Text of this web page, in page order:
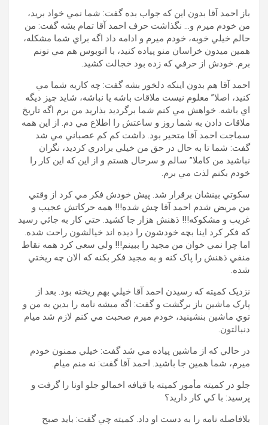
باز احمد آقا بدون اين که جواب بده گفت: شما نمي خواد بريد،
من خودم ميرم و… نگذاشت حرف احمد آقا تمام بشه گفت: من
حالم خيلي خوبه، خودم ميرم و ادامه داد اگه براي شما مشکله،
همين ميدون خراسان منو پياده کنيد، با اتوبوس هم مي تونم
برم. خودش از حرفي که زده بود خجالت کشيد.
احمد آقا هم بدون اينکه دلخور بشه گفت: چه کاريه شما مي
کنيد، اصلا” معلوم نيست ملاقات باشه يا نباشه، شايد چيز ديگه
اي باشه. خواهش مي کنم شما برگرديد بذاريد من برم اگه تاريخ
ملاقات دادن به شما روز و ساعتش را اطلاع مي دم. از اين همه
سماجت احمد آقا متحير بود. داشت کم کم عصباني مي شد
گفت: شما تا به حال در حق من خيلي برادري کرديد، نگران
نباشيد من کاملا” سالم و سرحال هستم و از اين که اين کار را
خودم بکنم لذت مي برم.
سکوتي بينشان برقرار شد. پيش خودش فکر مي کرد از وقتي
من مريض شدم احمد آقا چش شده!!! همه حرکاتش عجيب و
غريب و مشکوکه!!! ذهنش هزار جا کشيد. حتي کار به جائي رسيد
که فکر کرد اينا بچه خودشون را ديده اند خيالشون راحت شده.
اما چرا نمي خوان من مجيد را ببينم!!! ولي سعي کرد همه نقاط
منفي ذهنش را پاک کنه و به مجيد فکر بکنه که الان چه ريختي
شده.
نزديک کميته که رسيدن احمد آقا خيلي بهم ريخته بود. بعد از
پارک ماشين باز برگشت و گفت: اگه ميشه نامه را بدين به من و
توي ماشين بنشينيد، خودم ميرم صحبت مي کنم لازم شد ميام
دنبالتون.
در حالي که از ماشين پياده مي شد گفت: خيلي ممنون خودم
ميرم، شما همين جا باشيد. احمد آقا گفت: نه منم ميام.
جلو در کميته مأمور کميته با قيافه اخمالو جلو اونا را گرفت و
پرسيد: با کي کار داريد؟
بلافاصله نامه را به دست او داد. کميته چي گفت: بايد صبح